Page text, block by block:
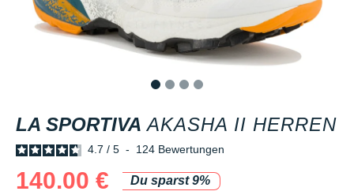
LA SPORTIVA AKASHA II HERREN
4.7 / 5 - 124 Bewertungen
140.00 €
Du sparst 9%